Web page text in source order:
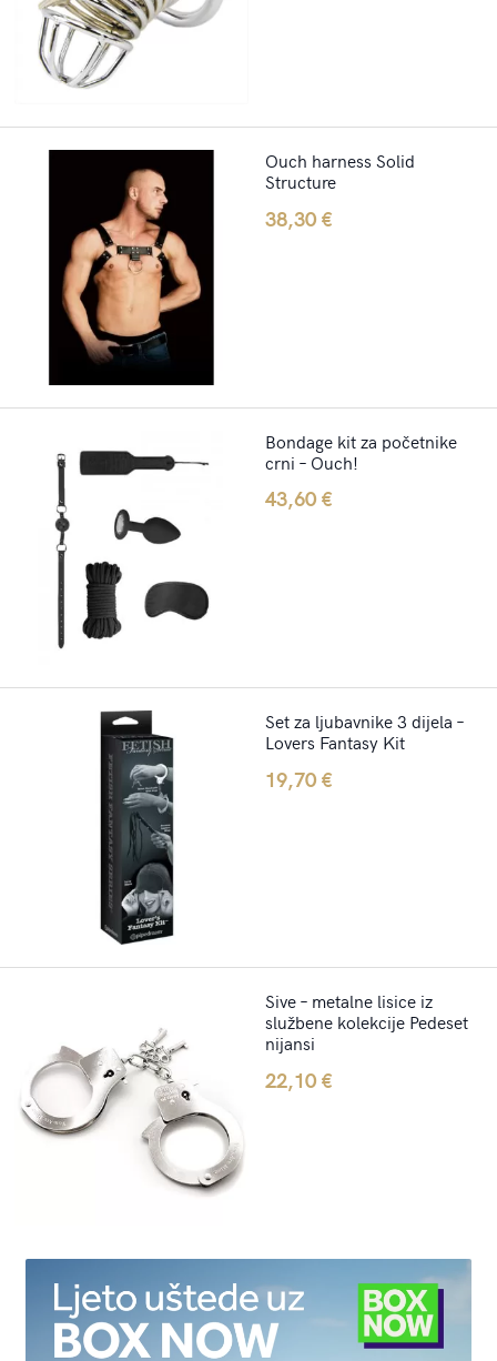
Ouch harness Solid
Structure
38,30€
Bondage kit za početnike
crni – Ouch!
43,60€
Set za ljubavnike 3 dijela –
Lovers Fantasy Kit
19,70€
Sive – metalne lisice iz
službene kolekcije Pedeset
nijansi
22,10€